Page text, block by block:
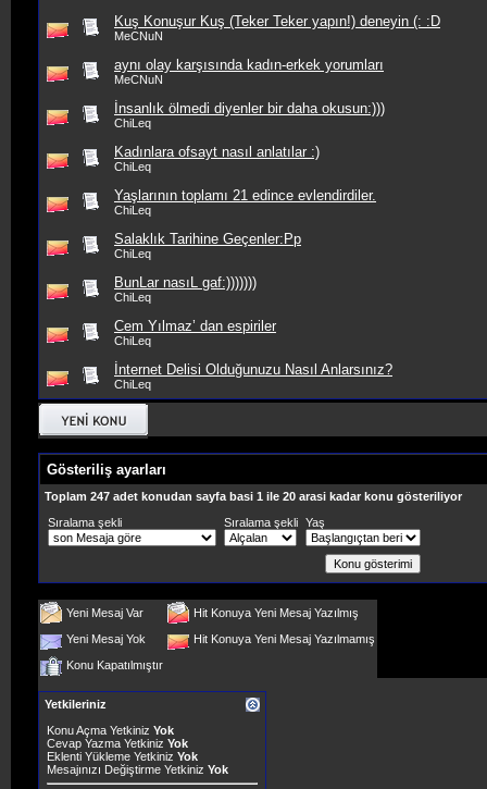
Kuş Konuşur Kuş (Teker Teker yapın!) deneyin (: :D
MeCNuN
aynı olay karşısında kadın-erkek yorumları
MeCNuN
İnsanlık ölmedi diyenler bir daha okusun:)))
ChiLeq
Kadınlara ofsayt nasıl anlatılar :)
ChiLeq
Yaşlarının toplamı 21 edince evlendirdiler.
ChiLeq
Salaklık Tarihine Geçenler:Pp
ChiLeq
BunLar nasıL gaf:)))))))
ChiLeq
Cem Yılmaz’ dan espiriler
ChiLeq
İnternet Delisi Olduğunuzu Nasıl Anlarsınız?
ChiLeq
Gösteriliş ayarları
Toplam 247 adet konudan sayfa basi 1 ile 20 arasi kadar konu gösteriliyor
Sıralama şekli
Sıralama şekli Yaş
Yeni Mesaj Var
Hit Konuya Yeni Mesaj Yazılmış
Yeni Mesaj Yok
Hit Konuya Yeni Mesaj Yazılmamış
Konu Kapatılmıştır
Yetkileriniz
Konu Açma Yetkiniz Yok
Cevap Yazma Yetkiniz Yok
Eklenti Yükleme Yetkiniz Yok
Mesajınızı Değiştirme Yetkiniz Yok